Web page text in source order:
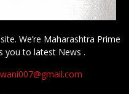
We’re Maharashtra Prime
you to latest News .